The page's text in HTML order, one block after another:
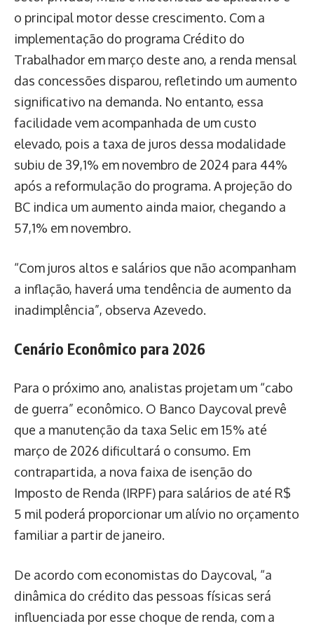
o principal motor desse crescimento. Com a
implementação do programa Crédito do
Trabalhador em março deste ano, a renda mensal
das concessões disparou, refletindo um aumento
significativo na demanda. No entanto, essa
facilidade vem acompanhada de um custo
elevado, pois a taxa de juros dessa modalidade
subiu de 39,1% em novembro de 2024 para 44%
após a reformulação do programa. A projeção do
BC indica um aumento ainda maior, chegando a
57,1% em novembro.
“Com juros altos e salários que não acompanham
a inflação, haverá uma tendência de aumento da
inadimplência”, observa Azevedo.
Cenário Econômico para 2026
Para o próximo ano, analistas projetam um “cabo
de guerra” econômico. O Banco Daycoval prevê
que a manutenção da taxa Selic em 15% até
março de 2026 dificultará o consumo. Em
contrapartida, a nova faixa de isenção do
Imposto de Renda (IRPF) para salários de até R$
5 mil poderá proporcionar um alívio no orçamento
familiar a partir de janeiro.
De acordo com economistas do Daycoval, “a
dinâmica do crédito das pessoas físicas será
influenciada por esse choque de renda, com a